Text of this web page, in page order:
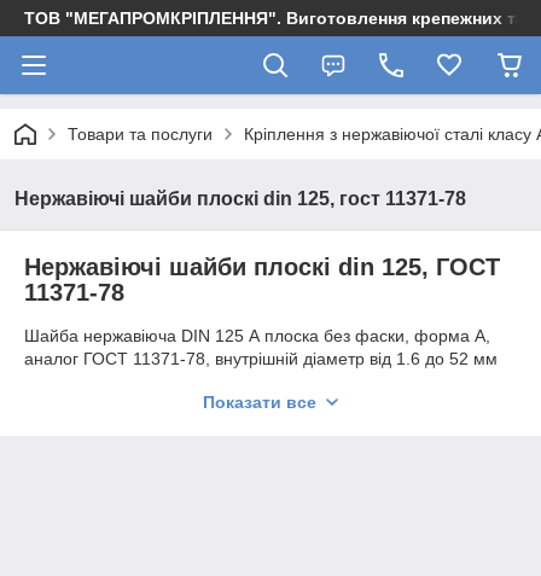
ТОВ "МЕГАПРОМКРІПЛЕННЯ". Виготовлення крепежних та
Товари та послуги Кріплення з нержавіючої сталі класу
Нержавіючі шайби плоскі din 125, гост 11371-78
Нержавіючі шайби плоскі din 125, ГОСТ
11371-78
Шайба нержавіюча DIN 125 А плоска без фаски, форма А,
аналог ГОСТ 11371-78, внутрішній діаметр від 1.6 до 52 мм
Зверніться за допомогою до досвідчених фахівців
Показати все